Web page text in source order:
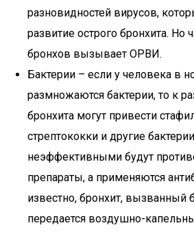
разновидностей вирусов,
развитие острого бронхита. Но
бронхов вызывает ОРВИ.
Бактерии – если у человека в
размножаются бактерии, то к
бронхита могут привести
стрептококки и другие
неэффективными будут
препараты, а применяются
известно, бронхит, вызванный
передается воздушно-